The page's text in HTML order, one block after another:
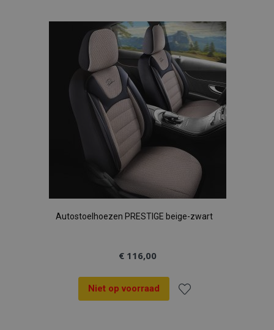
aan
verlanglijst
Autostoelhoezen PRESTIGE beige-zwart
€ 116,00
Niet op voorraad